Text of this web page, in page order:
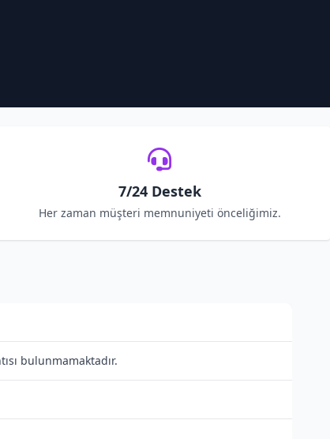
7/24 Destek
Her zaman müşteri memnuniyeti önceliğimiz.
bulunmamaktadır.